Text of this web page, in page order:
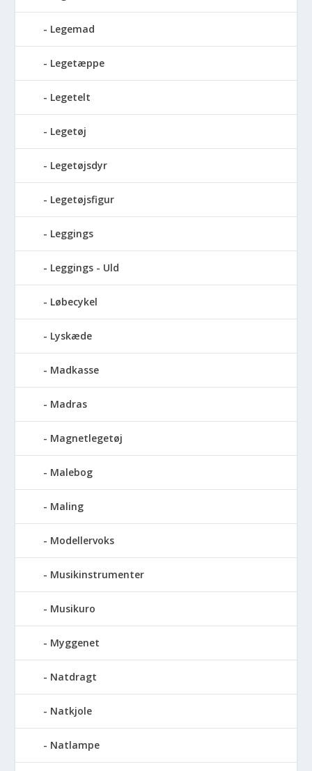
Legemad
Legetæppe
Legetelt
Legetøj
Legetøjsdyr
Legetøjsfigur
Leggings
Leggings - Uld
Løbecykel
Lyskæde
Madkasse
Madras
Magnetlegetøj
Malebog
Maling
Modellervoks
Musikinstrumenter
Musikuro
Myggenet
Natdragt
Natkjole
Natlampe